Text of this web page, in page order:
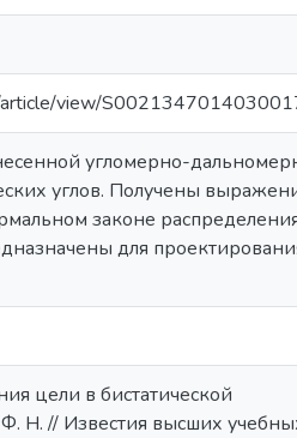
article/view/
угломерно-
углов. Получены
законе
для
цели в бистатической
Н. // Известия высших